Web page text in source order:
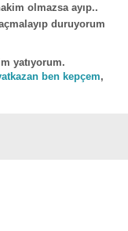
olmazsa ayıp..
duruyorum
yatıyorum.
ben kepçem,